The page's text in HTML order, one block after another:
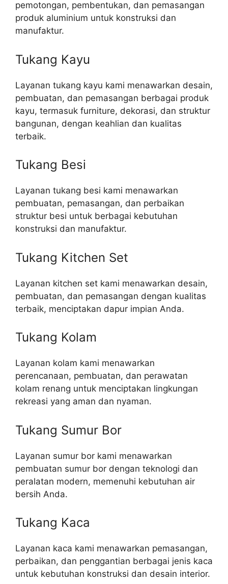
pemotongan, pembentukan, dan pemasangan
produk aluminium untuk konstruksi dan
manufaktur.
Tukang Kayu
Layanan tukang kayu kami menawarkan desain,
pembuatan, dan pemasangan berbagai produk
kayu, termasuk furniture, dekorasi, dan struktur
bangunan, dengan keahlian dan kualitas
terbaik.
Tukang Besi
Layanan tukang besi kami menawarkan
pembuatan, pemasangan, dan perbaikan
struktur besi untuk berbagai kebutuhan
konstruksi dan manufaktur.
Tukang Kitchen Set
Layanan kitchen set kami menawarkan desain,
pembuatan, dan pemasangan dengan kualitas
terbaik, menciptakan dapur impian Anda.
Tukang Kolam
Layanan kolam kami menawarkan
perencanaan, pembuatan, dan perawatan
kolam renang untuk menciptakan lingkungan
rekreasi yang aman dan nyaman.
Tukang Sumur Bor
Layanan sumur bor kami menawarkan
pembuatan sumur bor dengan teknologi dan
peralatan modern, memenuhi kebutuhan air
bersih Anda.
Tukang Kaca
Layanan kaca kami menawarkan pemasangan,
perbaikan, dan penggantian berbagai jenis kaca
untuk kebutuhan konstruksi dan desain interior.